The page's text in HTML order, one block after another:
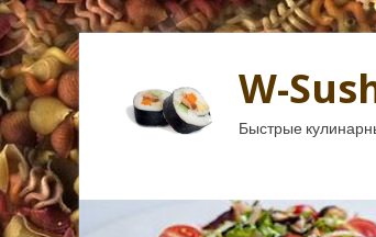
W-
Быстрые